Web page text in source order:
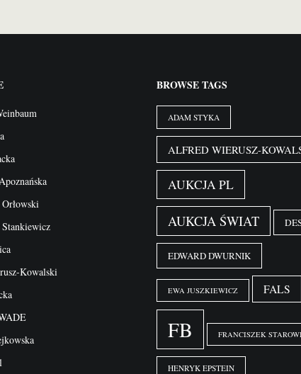
Kowalski
BROWSE TAGS
ADAM STYKA
ALFRED WIERUSZ-
AUKCJA PL
AUKCJA ŚWIAT
EDWARD DWURNIK
EWA JUSZKIEWICZ FALS
FB FRANCISZEK
HENRYK EPSTEIN